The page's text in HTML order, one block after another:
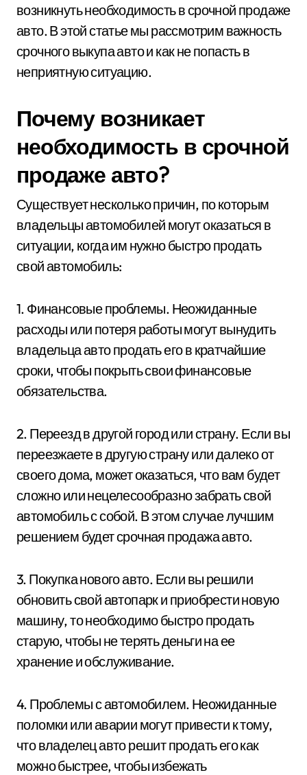
возникнуть необходимость в срочной продаже
авто. В этой статье мы рассмотрим важность
срочного выкупа авто и как не попасть в
неприятную ситуацию.
Почему возникает
необходимость в срочной
продаже авто?
Существует несколько причин, по которым
владельцы автомобилей могут оказаться в
ситуации, когда им нужно быстро продать
свой автомобиль:
1. Финансовые проблемы. Неожиданные
расходы или потеря работы могут вынудить
владельца авто продать его в кратчайшие
сроки, чтобы покрыть свои финансовые
обязательства.
2. Переезд в другой город или страну. Если вы
переезжаете в другую страну или далеко от
своего дома, может оказаться, что вам будет
сложно или нецелесообразно забрать свой
автомобиль с собой. В этом случае лучшим
решением будет срочная продажа авто.
3. Покупка нового авто. Если вы решили
обновить свой автопарк и приобрести новую
машину, то необходимо быстро продать
старую, чтобы не терять деньги на ее
хранение и обслуживание.
4. Проблемы с автомобилем. Неожиданные
поломки или аварии могут привести к тому,
что владелец авто решит продать его как
можно быстрее, чтобы избежать